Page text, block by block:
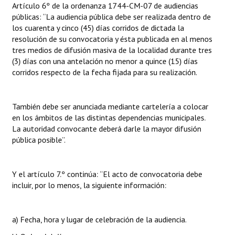
Artículo 6º de la ordenanza 1744-CM-07 de audiencias
públicas: “La audiencia pública debe ser realizada dentro de
los cuarenta y cinco (45) días corridos de dictada la
resolución de su convocatoria y ésta publicada en al menos
tres medios de difusión masiva de la localidad durante tres
(3) días con una antelación no menor a quince (15) días
corridos respecto de la fecha fijada para su realización.
También debe ser anunciada mediante cartelería a colocar
en los ámbitos de las distintas dependencias municipales.
La autoridad convocante deberá darle la mayor difusión
pública posible”.
Y el artículo 7.º continúa: “El acto de convocatoria debe
incluir, por lo menos, la siguiente información:
a) Fecha, hora y lugar de celebración de la audiencia.